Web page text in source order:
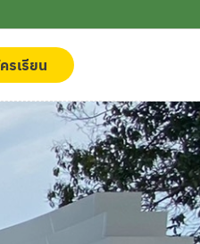
รเรียน